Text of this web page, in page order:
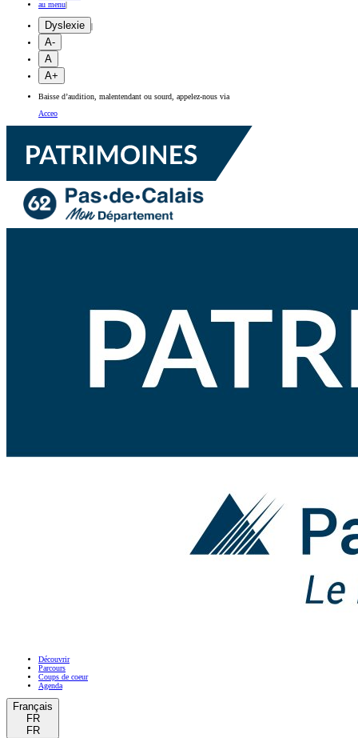
au menu|
Dyslexie |
A-
A
A+
Baisse d’audition, malentendant ou sourd, appelez-nous via
Acceo
Découvrir
Parcours
Coups de coeur
Agenda
Français
FR
FR